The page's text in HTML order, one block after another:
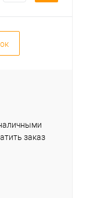
заказ